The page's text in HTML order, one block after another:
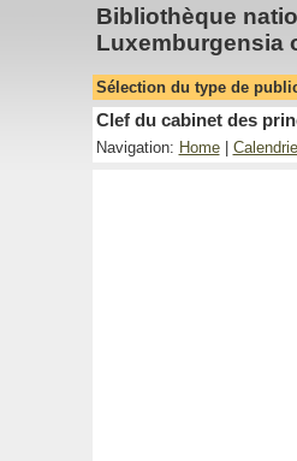
Bibliothèque
Luxemburgensia
Sélection du type de
Clef du cabinet des
Navigation: Home|